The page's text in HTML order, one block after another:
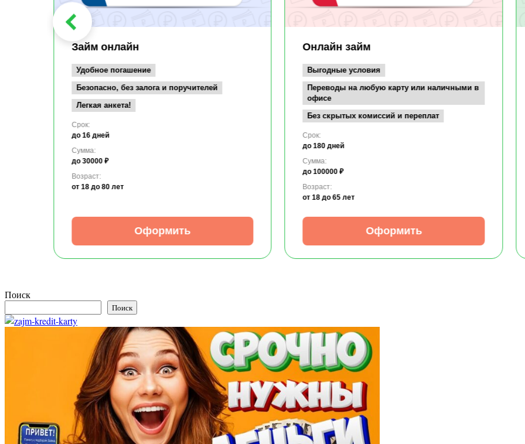
Займ онлайн
Удобное погашение
Безопасно, без залога и поручителей
Легкая анкета!
Срок:
до 16 дней
Сумма:
до 30000 ₽
Возраст:
от 18 до 80 лет
Оформить
Онлайн займ
Выгодные условия
Переводы на любую карту или наличными в
офисе
Без скрытых комиссий и переплат
Срок:
до 180 дней
Сумма:
до 100000 ₽
Возраст:
от 18 до 65 лет
Оформить
Поиск
Поиск